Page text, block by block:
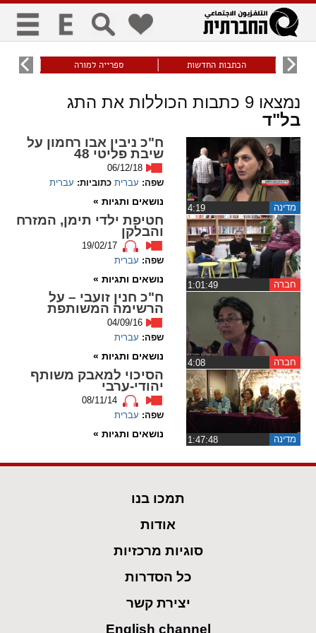
כללי
visibility_off
ביטול הבהובים
keyboard
ניווט מקלדת
title
סימון כותרות
זום
zoom_out
התקרב
גופנים
remove_circle_outline
Decrease font
add_circle_outline
Increase font
spellcheck
גופן קריא
ניגודיות צבעים
brightness_low
קישורים
קו תחתי לקישורים
איפוס
השארת
משוב
הכתבות החדשות ספרייה למורה עוני
נמצאו9 כתבות הכוללות את התג
בל"ד
מדינה
ח"כ ניבין אבו רחמון על
שיבת פליטי 48
06/12/18
שפה: עברית כתוביות: עברית
נושאים ותגיות »
חברה
חטיפת ילדי תימן, המזרח
והבלקן
19/02/17
שפה: עברית
נושאים ותגיות »
חברה
ח"כ חנין זועבי – על
הרשימה המשותפת
04/09/16
שפה: עברית
נושאים ותגיות »
מדינה
הסיכוי למאבק משותף
יהודי-ערבי
08/11/14
שפה: עברית
נושאים ותגיות »
תמכו בנו
אודות
סוגיות מרכזיות
כל הסדרות
יצירת קשר
English channel